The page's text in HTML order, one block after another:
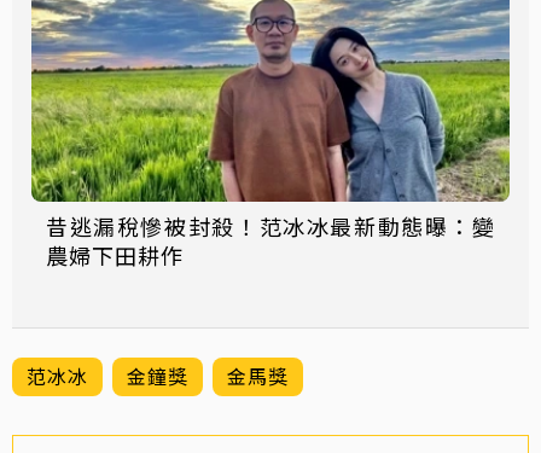
昔逃漏稅慘被封殺！范冰冰最新動態曝：變
農婦下田耕作
范冰冰 金鐘獎 金馬獎